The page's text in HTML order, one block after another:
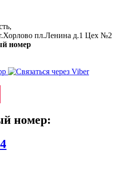
,
пл.Ленина д.1 Цех №2
номер
номер: